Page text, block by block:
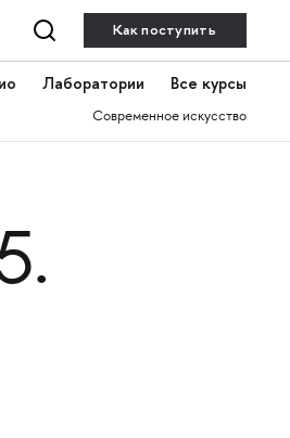
Как поступить
Лаборатории Все курсы
Современное искусство